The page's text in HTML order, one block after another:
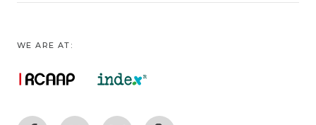
WE ARE AT: